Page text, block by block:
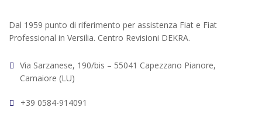
Dal 1959 punto di riferimento per assistenza Fiat e Fiat
Professional in Versilia. Centro Revisioni DEKRA.
Via Sarzanese, 190/bis – 55041 Capezzano Pianore,
Camaiore (LU)
+39 0584-914091